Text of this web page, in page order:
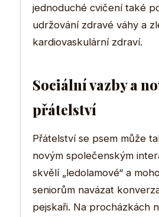
jednoduché cvičení také
udržování zdravé váhy a
kardiovaskulární zdraví.
Sociální vazby a
přátelství
Přátelství se psem může
novým společenským
skvělí „ledolamové“ a
seniorům navázat
pejskaři. Na procházkách